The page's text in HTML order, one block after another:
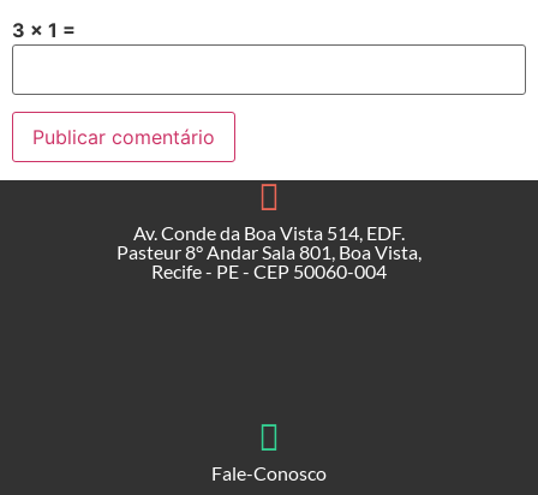
3 × 1 =
Av. Conde da Boa Vista 514, EDF.
Pasteur 8° Andar Sala 801, Boa Vista,
Recife - PE - CEP 50060-004
Fale-Conosco